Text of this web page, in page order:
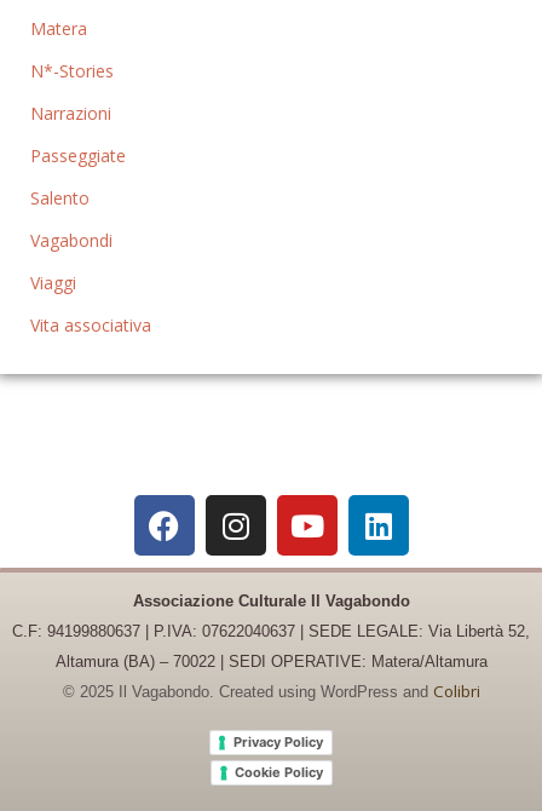
Matera
N*-Stories
Narrazioni
Passeggiate
Salento
Vagabondi
Viaggi
Vita associativa
Associazione Culturale Il Vagabondo
C.F: 94199880637 | P.IVA: 07622040637 | SEDE LEGALE: Via Libertà 52,
Altamura (BA) – 70022 | SEDI OPERATIVE: Matera/Altamura
© 2025 Il Vagabondo. Created using WordPress and Colibri
Privacy Policy
Cookie Policy